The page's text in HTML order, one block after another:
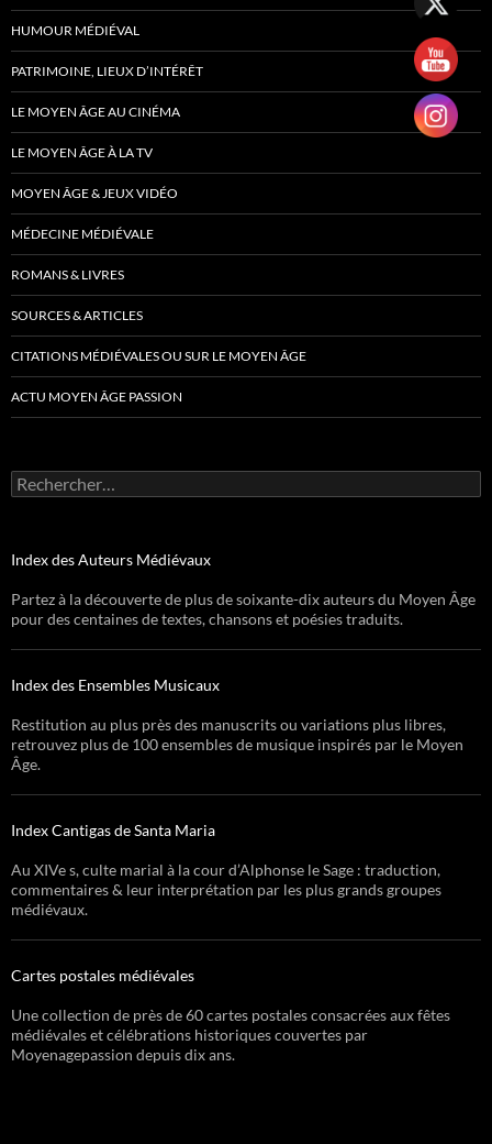
HUMOUR MÉDIÉVAL
PATRIMOINE, LIEUX D’INTÉRÊT
LE MOYEN ÂGE AU CINÉMA
LE MOYEN ÂGE À LA TV
MOYEN ÂGE & JEUX VIDÉO
MÉDECINE MÉDIÉVALE
ROMANS & LIVRES
SOURCES & ARTICLES
CITATIONS MÉDIÉVALES OU SUR LE MOYEN ÂGE
ACTU MOYEN ÂGE PASSION
Rechercher :
Index des Auteurs Médiévaux
Partez à la découverte de plus de soixante-dix auteurs du Moyen Âge
pour des centaines de textes, chansons et poésies traduits.
Index des Ensembles Musicaux
Restitution au plus près des manuscrits ou variations plus libres,
retrouvez plus de 100 ensembles de musique inspirés par le Moyen
Âge.
Index Cantigas de Santa Maria
Au XIVe s, culte marial à la cour d’Alphonse le Sage : traduction,
commentaires & leur interprétation par les plus grands groupes
médiévaux.
Cartes postales médiévales
Une collection de près de 60 cartes postales consacrées aux fêtes
médiévales et célébrations historiques couvertes par
Moyenagepassion depuis dix ans.